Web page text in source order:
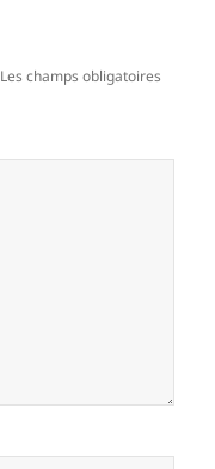
Les champs obligatoires